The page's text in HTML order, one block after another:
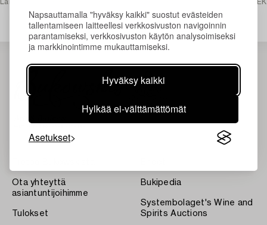
Napsauttamalla "hyväksy kaikki" suostut evästeiden
tallentamiseen laitteellesi verkkosivuston navigoinnin
parantamiseksi, verkkosivuston käytön analysoimiseksi
ja markkinointimme mukauttamiseksi.
Hyväksy kaikki
Hylkää ei-välttämättömät
Asetukset
Lähtöhinta
75 000 - 100 000 SEK
Ota yhteyttä
asiantuntijoihimme
Tulokset
Bukipedia
Systembolaget's Wine and
Spirits Auctions